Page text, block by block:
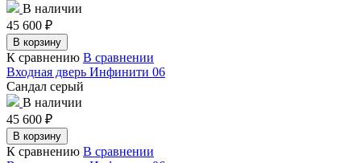
В наличии
45 600 ₽
В корзину
К сравнению В сравнении
Входная дверь Инфинити 06
Сандал серый
В наличии
45 600 ₽
В корзину
К сравнению В сравнении